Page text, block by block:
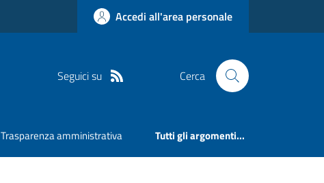
Accedi all'area personale
Seguici su Cerca
Trasparenza amministrativa Tutti gli argomenti...